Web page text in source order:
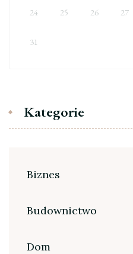
24 25 26 27
31
Kategorie
Biznes
Budownictwo
Dom